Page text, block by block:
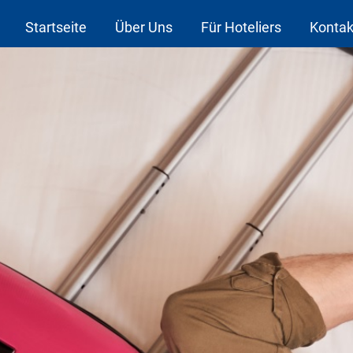
Startseite Über Uns Für Hoteliers